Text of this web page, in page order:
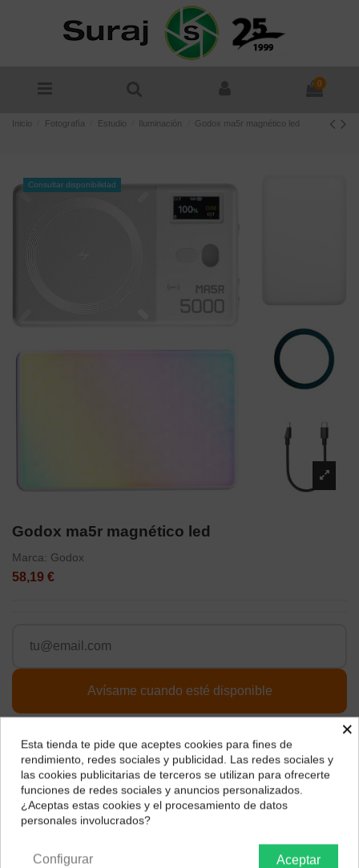
0
Inicio Fotografía Estudio Iluminación Godox ma5r magnético led
Consultar disponibilidad
Godox ma5r magnético led
Marca: Godox
58,19 €
¿Dónde deseas recibir tu pedido?
Selecciona tu ubicación para mostrarte los precios e
impuestos correctos para tu región.
×
Esta tienda te pide que aceptes cookies para fines de
rendimiento, redes sociales y publicidad. Las redes sociales y
las cookies publicitarias de terceros se utilizan para ofrecerte
funciones de redes sociales y anuncios personalizados.
¿Aceptas estas cookies y el procesamiento de datos
personales involucrados?
Aceptar
Configurar